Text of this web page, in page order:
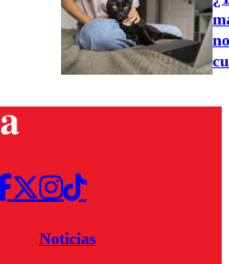
Noticias